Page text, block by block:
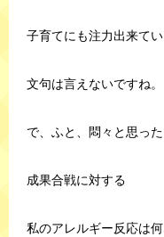
子育てにも注力出来て
文句は言えないですね。
で、ふと、悶々と思っ
成果合戦に対する
私のアレルギー反応は